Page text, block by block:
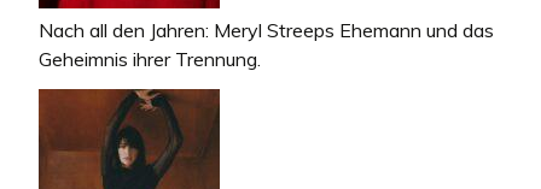
Nach all den Jahren: Meryl Streeps Ehemann und das
Geheimnis ihrer Trennung.